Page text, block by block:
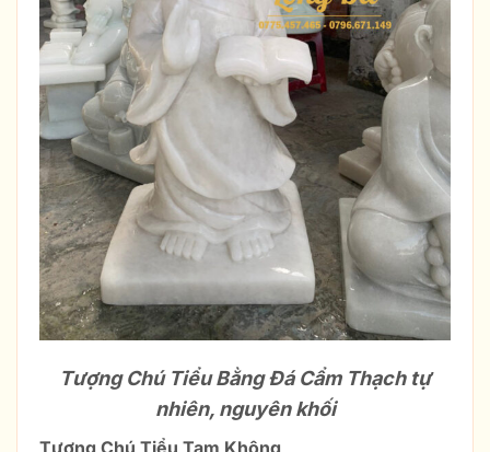
Tượng Chú Tiểu Bằng Đá Cẩm Thạch tự
nhiên, nguyên khối